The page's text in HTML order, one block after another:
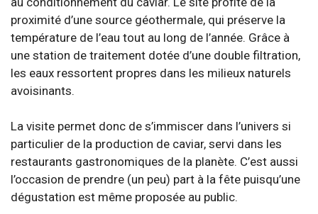
proximité d’une source géothermale, qui préserve la
température de l’eau tout au long de l’année. Grâce à
une station de traitement dotée d’une double filtration,
les eaux ressortent propres dans les milieux naturels
avoisinants.
La visite permet donc de s’immiscer dans l’univers si
particulier de la production de caviar, servi dans les
restaurants gastronomiques de la planète. C’est aussi
l’occasion de prendre (un peu) part à la fête puisqu’une
dégustation est même proposée au public.